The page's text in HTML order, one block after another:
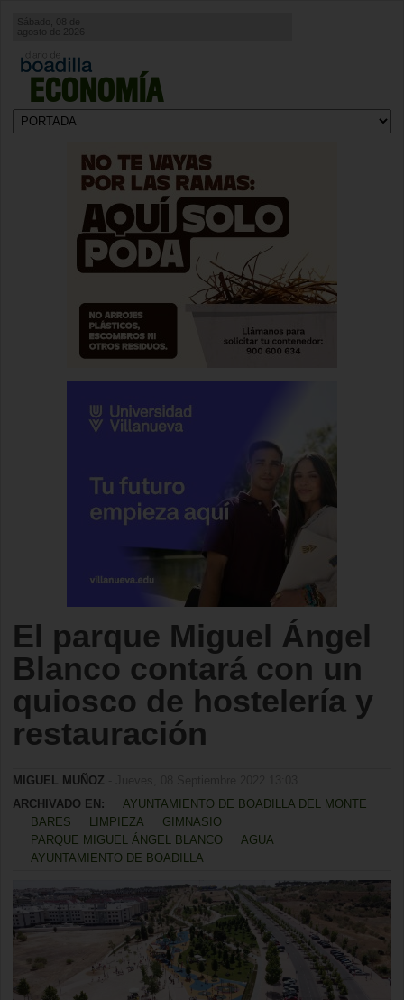
ECONOMÍA
Sábado, 08 de
agosto de 2026
El parque Miguel Ángel
Blanco contará con un
quiosco de hostelería y
restauración
MIGUEL MUÑOZ
ARCHIVADO EN:
AYUNTAMIENTO DE BOADILLA DEL MONTE
BARES
LIMPIEZA
GIMNASIO
PARQUE MIGUEL ÁNGEL BLANCO
AGUA
AYUNTAMIENTO DE BOADILLA